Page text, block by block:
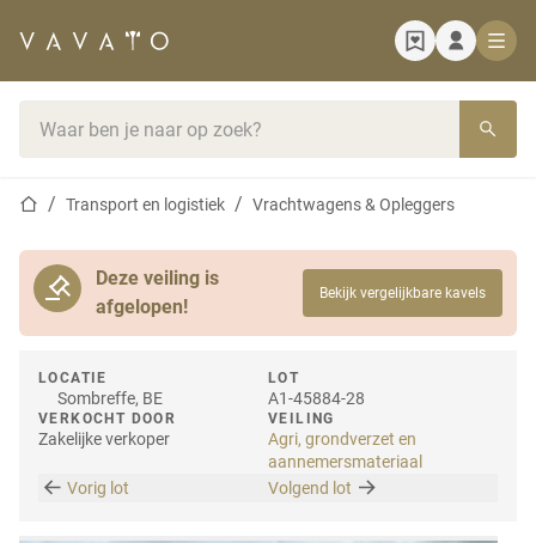
StartpaginaTransport en logistiek Vrachtwagens & Opleggers
Deze veiling is
afgelopen!
Bekijk vergelijkbare kavels
LOCATIE
Sombreffe, BE
VERKOCHT DOOR
Zakelijke verkoper
LOT
A1-45884-28
VEILING
Agri, grondverzet en
aannemersmateriaal
Vorig lot
Volgend lot